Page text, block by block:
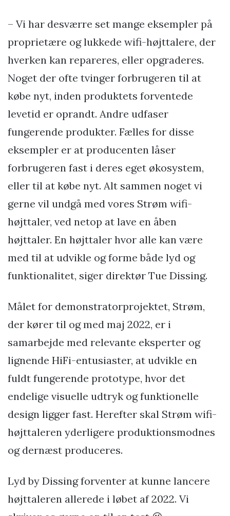
– Vi har desværre set mange eksempler på
proprietære og lukkede wifi-højttalere, der
hverken kan repareres, eller opgraderes.
Noget der ofte tvinger forbrugeren til at
købe nyt, inden produktets forventede
levetid er oprandt. Andre udfaser
fungerende produkter. Fælles for disse
eksempler er at producenten låser
forbrugeren fast i deres eget økosystem,
eller til at købe nyt. Alt sammen noget vi
gerne vil undgå med vores Strøm wifi-
højttaler, ved netop at lave en åben
højttaler. En højttaler hvor alle kan være
med til at udvikle og forme både lyd og
funktionalitet, siger direktør Tue Dissing.
Målet for demonstratorprojektet, Strøm,
der kører til og med maj 2022, er i
samarbejde med relevante eksperter og
lignende HiFi-entusiaster, at udvikle en
fuldt fungerende prototype, hvor det
endelige visuelle udtryk og funktionelle
design ligger fast. Herefter skal Strøm wifi-
højttaleren yderligere produktionsmodnes
og dernæst produceres.
Lyd by Dissing forventer at kunne lancere
højttaleren allerede i løbet af 2022. Vi